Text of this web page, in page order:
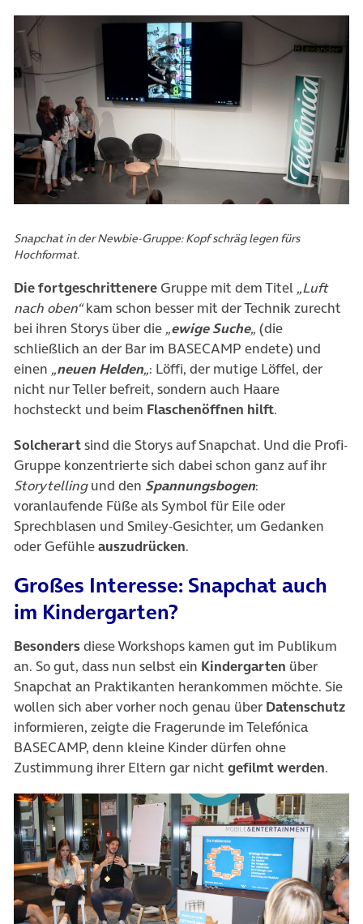
Snapchat in der Newbie-Gruppe: Kopf schräg legen fürs
Hochformat.
Die fortgeschrittenere Gruppe mit dem Titel „Luft
nach oben“kam schon besser mit der Technik zurecht
bei ihren Storys über die „ewige Suche„ (die
schließlich an der Bar im BASECAMP endete) und
einen „neuen Helden„: Löffi, der mutige Löffel, der
nicht nur Teller befreit, sondern auch Haare
hochsteckt und beim Flaschenöffnen hilft.
Solcherartsind die Storys auf Snapchat. Und die Profi-
Gruppe konzentrierte sich dabei schon ganz auf ihr
Storytellingund den Spannungsbogen:
voranlaufende Füße als Symbol für Eile oder
Sprechblasen und Smiley-Gesichter, um Gedanken
oder Gefühleauszudrücken.
Großes Interesse: Snapchat auch
im Kindergarten?
Besondersdiese Workshops kamen gut im Publikum
an. So gut, dass nun selbst ein Kindergarten über
Snapchat an Praktikanten herankommen möchte. Sie
wollen sich aber vorher noch genau über Datenschutz
informieren, zeigte die Fragerunde im Telefónica
BASECAMP, denn kleine Kinder dürfen ohne
Zustimmung ihrer Eltern gar nicht gefilmt werden.